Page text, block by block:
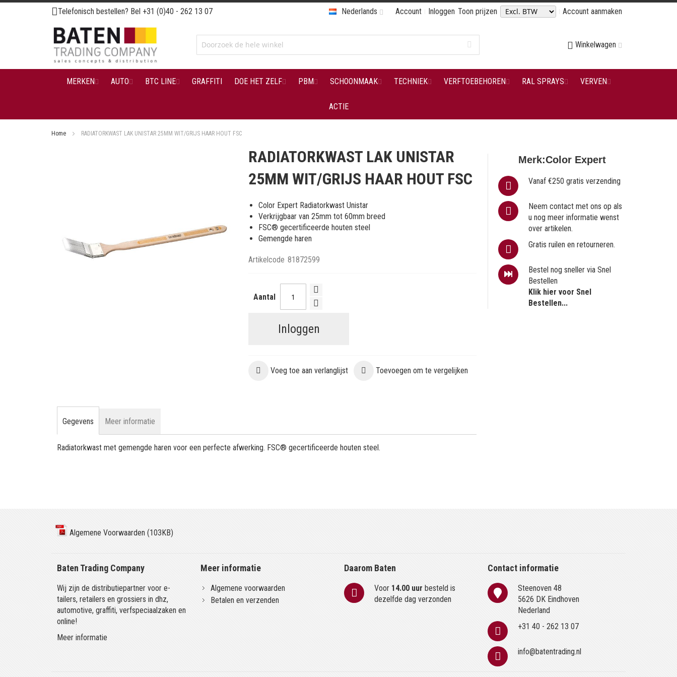
Ga
naar
de
inhoud
Telefonisch bestellen? Bel +31 (0)40 - 262 13 07 Account Inloggen Toon prijzen Account aanmaken
Nederlands
Winkelwagen
MERKEN AUTO BTC LINE GRAFFITI DOE HET ZELF PBM SCHOONMAAK TECHNIEK VERFTOEBEHOREN RAL SPRAYS VERVEN
ACTIE
Home RADIATORKWAST LAK UNISTAR 25MM WIT/GRIJS HAAR HOUT FSC
afbeeldingen-
gallerij
RADIATORKWAST LAK UNISTAR
25MM WIT/GRIJS HAAR HOUT FSC
Color Expert Radiatorkwast Unistar
Verkrijgbaar van 25mm tot 60mm breed
FSC® gecertificeerde houten steel
Gemengde haren
Artikelcode 81872599
Aantal
Inloggen
Voeg toe aan verlanglijst Toevoegen om te vergelijken
Merk:Color Expert
Vanaf €250 gratis verzending
Neem contact met ons op als
u nog meer informatie wenst
over artikelen.
Gratis ruilen en retourneren.
Bestel nog sneller via Snel
Bestellen
Klik hier voor Snel
Bestellen...
Gegevens
Radiatorkwast met gemengde haren voor een perfecte afwerking. FSC® gecertificeerde houten steel.
Meer informatie
Algemene Voorwaarden (103KB)
Baten Trading Company
Wij zijn de distributiepartner voor e-
tailers, retailers en grossiers in dhz,
automotive, graffiti, verfspeciaalzaken en
online!
Meer informatie
Meer informatie
Algemene voorwaarden
Betalen en verzenden
Daarom Baten
Voor 14.00 uur besteld is
dezelfde dag verzonden
Contact informatie
Steenoven 48
5626 DK Eindhoven
Nederland
+31 40 - 262 13 07
info@batentrading.nl